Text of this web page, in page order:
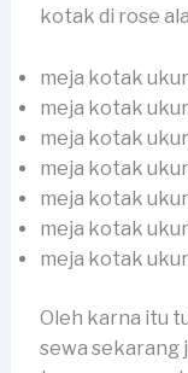
kotak di rose
meja kotak
meja kotak
meja kotak
meja kotak
meja kotak
meja kotak
meja kotak
Oleh karna itu
sewa sekarang